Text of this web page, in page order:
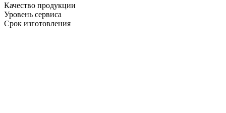
Качество продукции
Уровень сервиса
Срок изготовления